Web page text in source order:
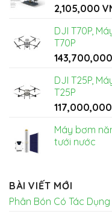
2,105,000
DJI T70P,
T70P
143,700,000
DJI T25P,
T25P
117,000,000
Máy bơm
tưới nước
BÀI VIẾT MỚI
Phân Bón Có Tác